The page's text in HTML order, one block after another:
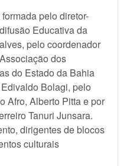
pelo diretor-
Educativa da
pelo coordenador
dos
do Estado da Bahia
Bolagi, pelo
Afro, Alberto Pitta e por
Tanuri Junsara.
dirigentes de blocos
culturais